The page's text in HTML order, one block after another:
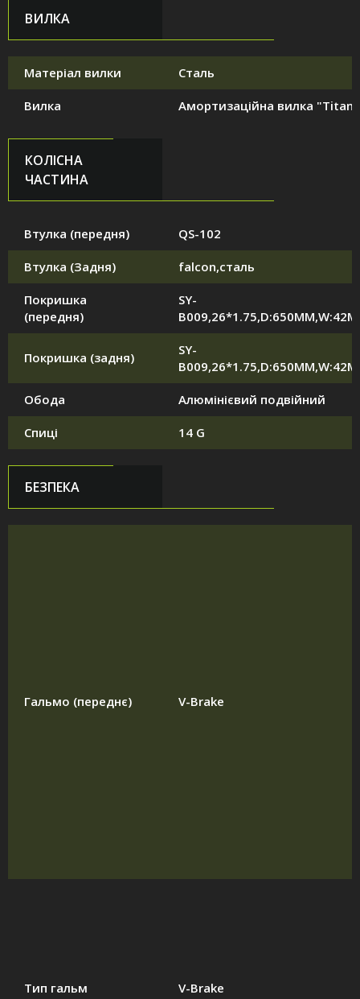
ВИЛКА
Матеріал вилки Сталь
Вилка Амортизаційна вилка "Titan"
КОЛІСНА
ЧАСТИНА
Втулка (передня) QS-102
Втулка (Задня) falcon,сталь
Покришка
(передня)
SY-
Покришка (задня)
SY-
Обода Алюмінієвий подвійний
Спиці 14 G
БЕЗПЕКА
Гальмо (переднє) V-Brake
Тип гальм V-Brake